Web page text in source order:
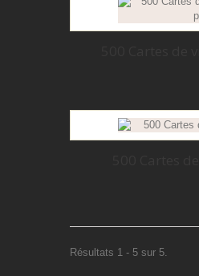
Résultats 1 - 5 sur 5.